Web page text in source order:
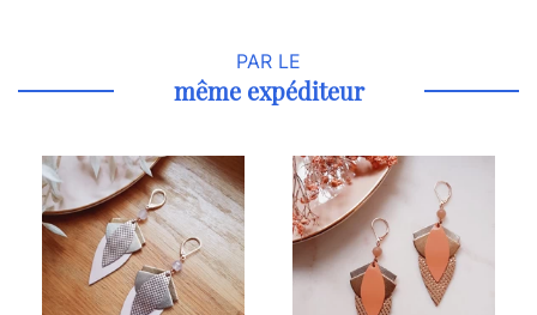
PAR LE
même expéditeur